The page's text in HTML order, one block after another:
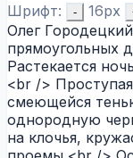
Шрифт: - 16px
Олег
прямоугольных
Растекается
<br />
смеющейся
однородную
на клочья,